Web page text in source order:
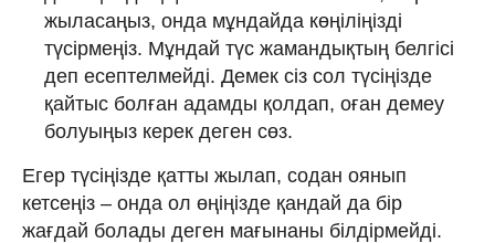
жыласаңыз, онда мұндайда көңіліңізді
түсірмеңіз. Мұндай түс жамандықтың белгісі
деп есептелмейді. Демек сіз сол түсіңізде
қайтыс болған адамды қолдап, оған демеу
болуыңыз керек деген сөз.
Егер түсіңізде қатты жылап, содан оянып
кетсеңіз – онда ол өңіңізде қандай да бір
жағдай болады деген мағынаны білдірмейді.